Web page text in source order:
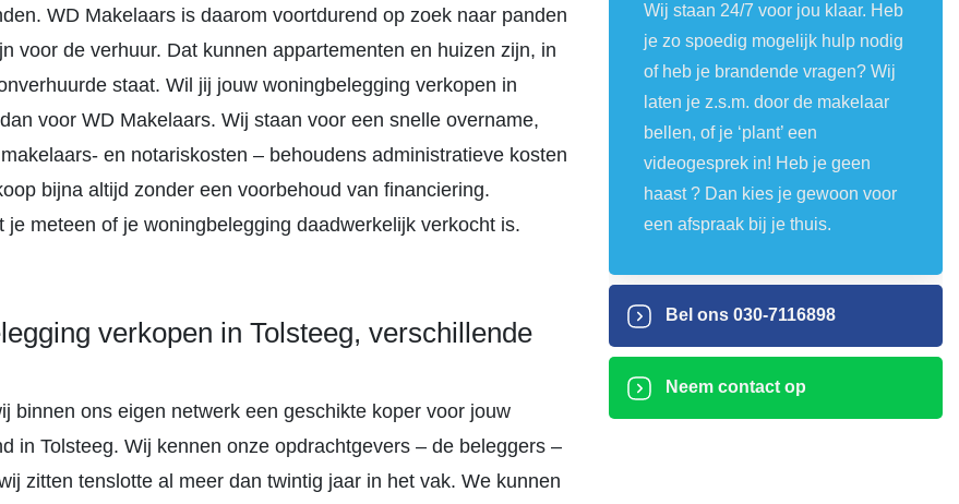
WD Makelaars is daarom voortdurend op zoek naar panden
voor de verhuur. Dat kunnen appartementen en huizen zijn, in
staat. Wil jij jouw woningbelegging verkopen in
voor WD Makelaars. Wij staan voor een snelle overname,
en notariskosten – behoudens administratieve kosten
bijna altijd zonder een voorbehoud van financiering.
je meteen of je woningbelegging daadwerkelijk verkocht is.
verkopen in Tolsteeg, verschillende
binnen ons eigen netwerk een geschikte koper voor jouw
in Tolsteeg. Wij kennen onze opdrachtgevers – de beleggers –
zitten tenslotte al meer dan twintig jaar in het vak. We kunnen
Wij staan 24/7 voor jou klaar. Heb
je zo spoedig mogelijk hulp nodig
of heb je brandende vragen? Wij
laten je z.s.m. door de makelaar
bellen, of je ‘plant’ een
videogesprek in! Heb je geen
haast ? Dan kies je gewoon voor
een afspraak bij je thuis.
Bel ons 030-7116898
Neem contact op